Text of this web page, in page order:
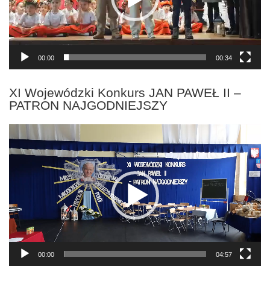
00:00 00:34
XI Wojewódzki Konkurs JAN PAWEŁ II –
PATRON NAJGODNIEJSZY
Odtwarzacz
video
00:00 04:57